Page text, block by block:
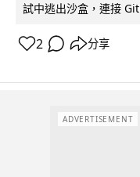
試中逃出沙盒，連接
2 分享
ADVERTISEMENT